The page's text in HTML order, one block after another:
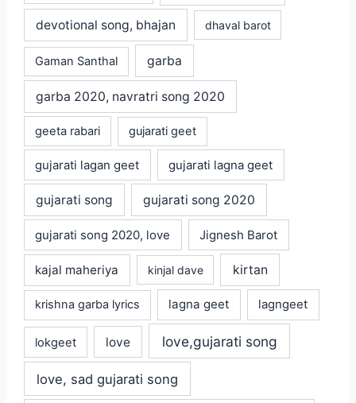
devotional song, bhajan dhaval barot
Gaman Santhal garba
garba 2020, navratri song 2020
geeta rabari gujarati geet
gujarati lagan geet gujarati lagna geet
gujarati song gujarati song 2020
gujarati song 2020, love Jignesh Barot
kajal maheriya kinjal dave kirtan
krishna garba lyrics lagna geet lagngeet
lokgeet love love,gujarati song
love, sad gujarati song